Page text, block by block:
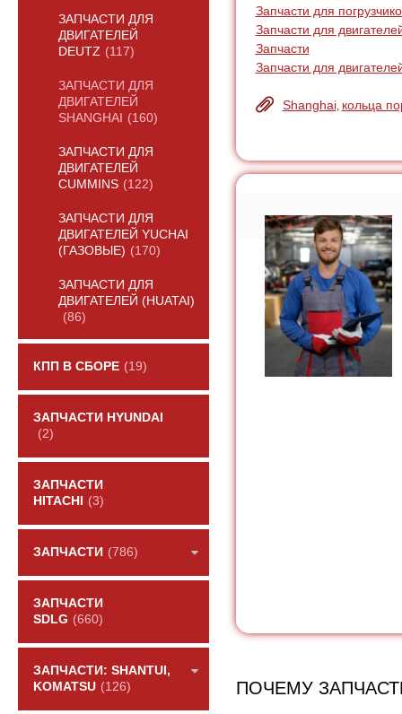
ЗАПЧАСТИ ДЛЯ
ДВИГАТЕЛЕЙ
DEUTZ (117)
ЗАПЧАСТИ ДЛЯ
ДВИГАТЕЛЕЙ
SHANGHAI
(160)
ЗАПЧАСТИ ДЛЯ
ДВИГАТЕЛЕЙ
CUMMINS (122)
ЗАПЧАСТИ ДЛЯ
ДВИГАТЕЛЕЙ YUCHAI
(ГАЗОВЫЕ) (170)
ЗАПЧАСТИ ДЛЯ
ДВИГАТЕЛЕЙ (HUATAI)
(86)
КПП В СБОРЕ (19)
ЗАПЧАСТИ HYUNDAI
(2)
ЗАПЧАСТИ
HITACHI
(3)
ЗАПЧАСТИ (786)
ЗАПЧАСТИ
SDLG (660)
ЗАПЧАСТИ: SHANTUI,
KOMATSU (126)
Запчасти для
Запчасти для
Запчасти
Запчасти для
Shanghai, кольца
ПОЧЕМУ